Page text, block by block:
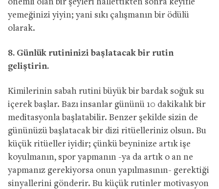
önemli olan bir şeyleri hallettikten sonra keyifle
yemeğinizi yiyin; yani sıkı çalışmanın bir ödülü
olarak.
8. Günlük rutininizi başlatacak bir rutin
geliştirin.
Kimilerinin sabah rutini büyük bir bardak soğuk su
içerek başlar. Bazı insanlar gününü 10 dakikalık bir
meditasyonla başlatabilir. Benzer şekilde sizin de
gününüzü başlatacak bir dizi ritüelleriniz olsun. Bu
küçük ritüeller iyidir; çünkü beyninize artık işe
koyulmanın, spor yapmanın -ya da artık o an ne
yapmanız gerekiyorsa onun yapılmasının- gerektiği
sinyallerini gönderir. Bu küçük rutinler motivasyon